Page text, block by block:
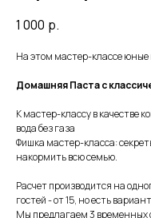
1 000 р.
На этом мастер-классе юные
Домашняя Паста с
К мастер-классу в качестве
вода без газа
Фишка мастер-класса:
накормить всю семью.
Расчет производится на
гостей - от 15, но есть
Мы предлагаем 3 временных